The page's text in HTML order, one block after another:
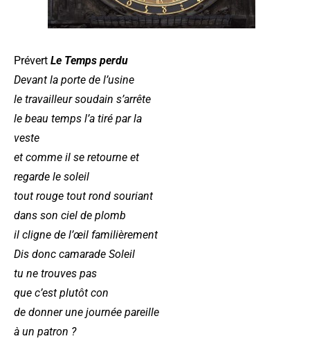
Prévert Le Temps perdu
Devant la porte de l’usine
le travailleur soudain s’arrête
le beau temps l’a tiré par la
veste
et comme il se retourne et
regarde le soleil
tout rouge tout rond souriant
dans son ciel de plomb
il cligne de l’œil familièrement
Dis donc camarade Soleil
tu ne trouves pas
que c’est plutôt con
de donner une journée pareille
à un patron ?